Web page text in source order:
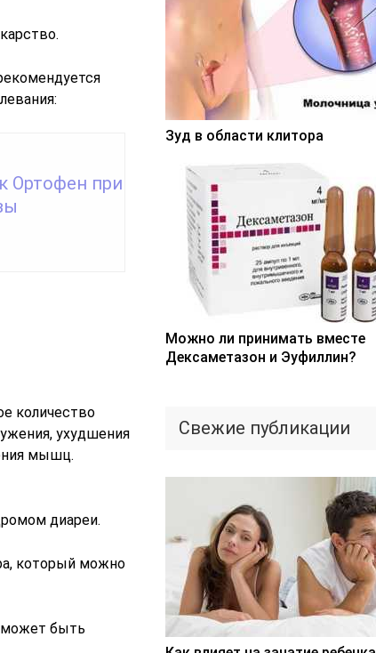
Ортофен при
количество
ухудшения
мышц.
диареи.
который можно
может быть
Зуд в области клитора
Можно ли принимать вместе
Дексаметазон и Эуфиллин?
Свежие публикации